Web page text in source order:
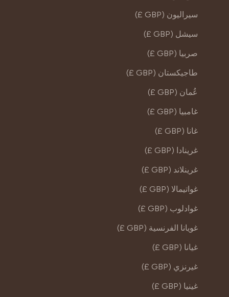
سيراليون (GBP £)
سيشل (GBP £)
صربيا (GBP £)
طاجيكستان (GBP £)
عُمان (GBP £)
غامبيا (GBP £)
غانا (GBP £)
غرينادا (GBP £)
غرينلاند (GBP £)
غواتيمالا (GBP £)
غوادلوب (GBP £)
غويانا الفرنسية (GBP £)
غيانا (GBP £)
غيرنزي (GBP £)
غينيا (GBP £)